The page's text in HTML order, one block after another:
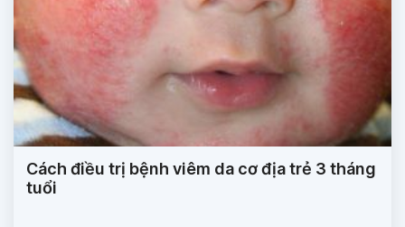
Cách điều trị bệnh viêm da cơ địa trẻ 3 tháng
tuổi